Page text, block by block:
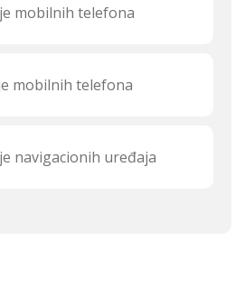
mobilnih telefona
mobilnih telefona
navigacionih uređaja